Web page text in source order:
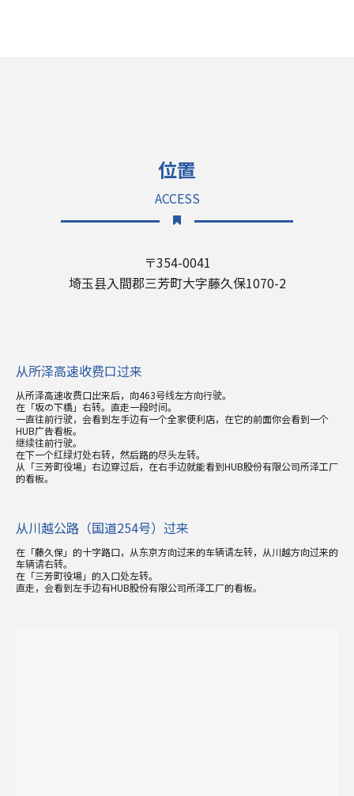
位置
ACCESS
〒354-0041
埼玉县入間郡三芳町大字藤久保1070-2
从所泽高速收费口过来
从所泽高速收费口出来后，向463号线左方向行驶。
在「坂の下橋」右转。直走一段时间。
一直往前行驶，会看到左手边有一个全家便利店，在它的前面你会看到一个
HUB广告看板。
继续往前行驶。
在下一个红绿灯处右转，然后路的尽头左转。
从「三芳町役場」右边穿过后，在右手边就能看到HUB股份有限公司所泽工厂
的看板。
从川越公路（国道254号）过来
在「藤久保」的十字路口，从东京方向过来的车辆请左转，从川越方向过来的
车辆请右转。
在「三芳町役場」的入口处左转。
直走，会看到左手边有HUB股份有限公司所泽工厂的看板。